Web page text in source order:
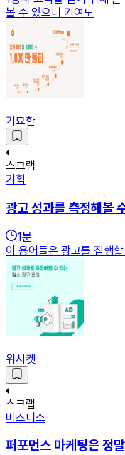
볼 수 있으니 기여도
기묘한
스크랩
기획
광고 성과를 측정해볼
1분
이 용어들은 광고를 집행
위시켓
스크랩
비즈니스
퍼포먼스 마케팅은 정